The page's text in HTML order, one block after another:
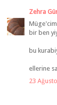
Zehra
bir ben
bu
ellerine
23